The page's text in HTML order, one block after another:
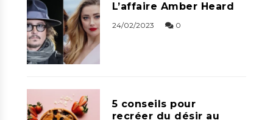
L’affaire Amber Heard
24/02/2023 0
5 conseils pour
recréer du désir au